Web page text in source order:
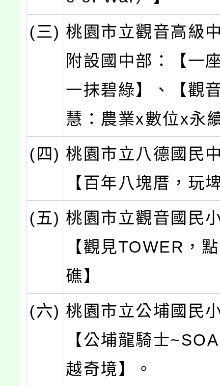
(三) 桃園市立觀音高級
附設國中部：【一
一抹碧綠】、【觀
慧：農業x數位x永
(四) 桃園市立八德國民
【百年八塊厝，玩
(五) 桃園市立觀音國民
【觀見TOWER，
礁】
(六) 桃園市立公埔國民
【公埔龍騎士
越奇境】。